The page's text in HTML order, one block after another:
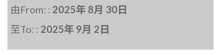
由From: : 2025年 8月 30日
至To: : 2025年 9月 2日